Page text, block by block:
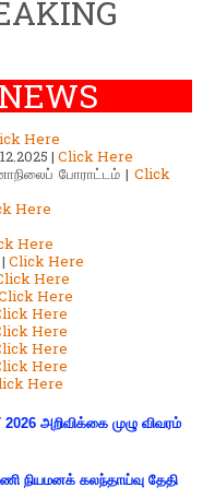
Here
| Click Here
போராட்டம் | Click
Here
Here
Click Here
Here
Here
Here
Here
Here
Here
Here
அறிவிக்கை முழு விவரம்
நியமனக் கலந்தாய்வு தேதி